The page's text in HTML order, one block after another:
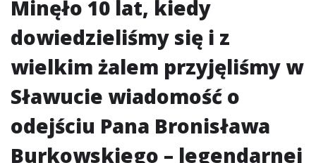
Minęło 10 lat, kiedy
dowiedzieliśmy się i z
wielkim żalem przyjęliśmy w
Sławucie wiadomość o
odejściu Pana Bronisława
Burkowskiego – legendarnej